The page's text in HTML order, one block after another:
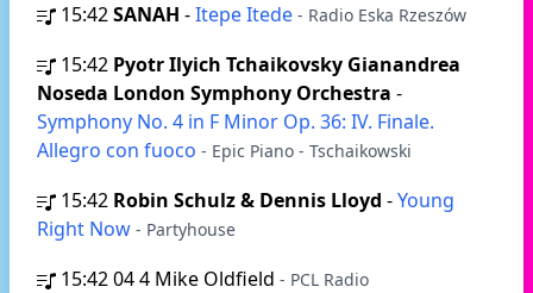
15:42SANAH -Itepe Itede - Radio Eska Rzeszów
15:42 Pyotr Ilyich Tchaikovsky Gianandrea
Noseda London Symphony Orchestra -
Symphony No. 4 in F Minor Op. 36: IV. Finale.
Allegro con fuoco - Epic Piano - Tschaikowski
15:42 Robin Schulz & Dennis Lloyd -Young
Right Now - Partyhouse
15:4204 4 Mike Oldfield - PCL Radio